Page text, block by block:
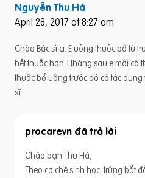
Nguyễn Thu Hà
April 28, 2017 at 8:27 am
Chào Bác sĩ ạ. E uống thuốc bổ từ
hết thuốc hơn 1 tháng sau e mới có
thuốc bổ uống trước đó có tác
sĩ
procarevn
Chào bạn Thu Hà,
Theo cơ chế sinh học, trứng bắt